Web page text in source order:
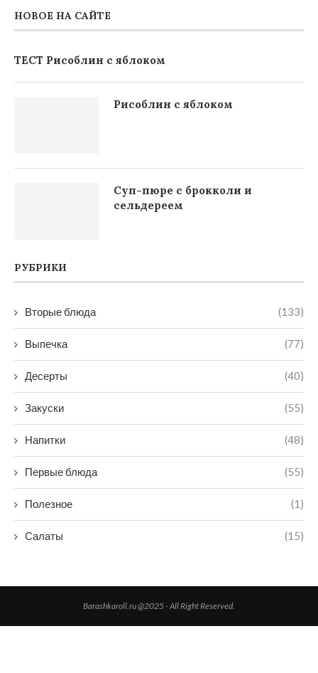
НОВОЕ НА САЙТЕ
ТЕСТ Рисоблин с яблоком
Рисоблин с яблоком
Суп-пюре с брокколи и
сельдереем
РУБРИКИ
Вторые блюда (133)
Выпечка (77)
Десерты (40)
Закуски (55)
Напитки (48)
Первые блюда (55)
Полезное (1)
Салаты (15)
Barashkaroll.ru @2025 - All Right Reserved.